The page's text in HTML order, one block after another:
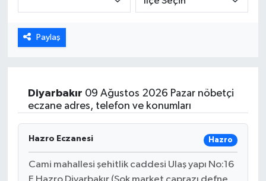
Paylaş
Diyarbakır 09 Ağustos 2026 Pazar nöbetçi
eczane adres, telefon ve konumları
Hazro Eczanesi Hazro
Cami mahallesi şehitlik caddesi Ulaş yapı No:16
Emet
Foto Galeri